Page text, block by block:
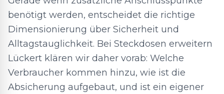
benötigt werden, entscheidet die richtige
Dimensionierung über Sicherheit und
Alltagstauglichkeit. Bei Steckdosen erweitern
Lückert klären wir daher vorab: Welche
Verbraucher kommen hinzu, wie ist die
Absicherung aufgebaut, und ist ein eigener